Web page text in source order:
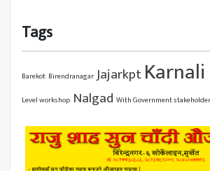
Tags
Barekot Birendranagar Jajarkpt
Level workshop Nalgad With Government